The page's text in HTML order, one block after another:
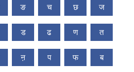
ङ च छ ज
ड ढ ण त
ऩ प फ ब